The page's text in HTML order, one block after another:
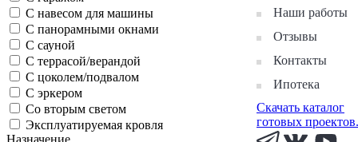
Наши работы
Отзывы
Контакты
Ипотека
Скачать каталог
готовых
С навесом для машины
С панорамными окнами
С сауной
С террасой/верандой
С цоколем/подвалом
С эркером
Со вторым светом
Эксплуатируемая кровля